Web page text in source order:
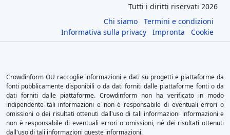
Tutti i diritti riservati 2026
Chi siamo
Termini e condizioni
Informativa sulla privacy
Impronta Cookie
Crowdinform OU raccoglie informazioni e dati su progetti e piattaforme da
fonti pubblicamente disponibili o da dati forniti dalle piattaforme fonti o da
dati forniti dalle piattaforme. Crowdinform non ha verificato in modo
indipendente tali informazioni e non è responsabile di eventuali errori o
omissioni o dei risultati ottenuti dall'uso di tali informazioni informazioni e
non è responsabile di eventuali errori o omissioni, né dei risultati ottenuti
dall'uso di tali informazioni queste informazioni.